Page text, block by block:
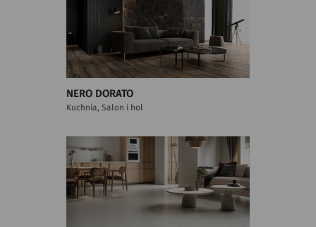
NERO DORATO
Kuchnia, Salon i hol